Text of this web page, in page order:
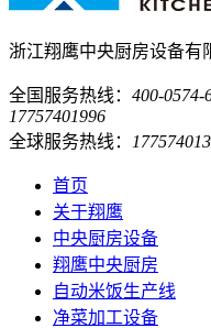
浙江翔鹰中央厨房设备
全国服务热线： 400-0574-
17757401996
全球服务热线：
首页
关于翔鹰
中央厨房设备
翔鹰中央厨房
自动米饭生产线
净菜加工设备